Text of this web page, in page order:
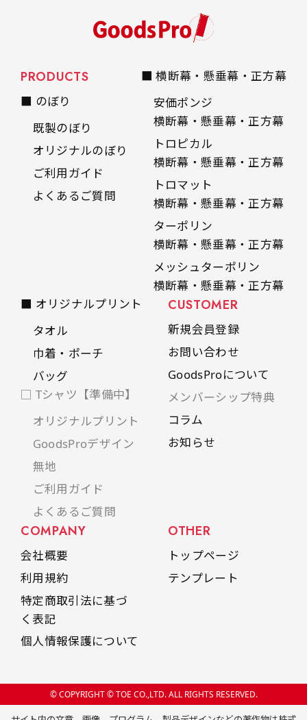
PRODUCTS
■ のぼり
既製のぼり
オリジナルのぼり
ご利用ガイド
よくあるご質問
■ 横断幕・懸垂幕・正方幕
安価ポンジ
横断幕・懸垂幕・正方幕
トロピカル
横断幕・懸垂幕・正方幕
トロマット
横断幕・懸垂幕・正方幕
ターポリン
横断幕・懸垂幕・正方幕
メッシュターポリン
横断幕・懸垂幕・正方幕
■ オリジナルプリント
タオル
巾着・ポーチ
バッグ
□ Tシャツ【準備中】
オリジナルプリント
GoodsProデザイン
無地
ご利用ガイド
よくあるご質問
CUSTOMER
新規会員登録
お問い合わせ
GoodsProについて
メンバーシップ特典
コラム
お知らせ
COMPANY
会社概要
利用規約
特定商取引法に基づ
く表記
個人情報保護について
OTHER
トップページ
テンプレート
© COPYRIGHT © TOE CO.,LTD. ALL RIGHTS RESERVED.